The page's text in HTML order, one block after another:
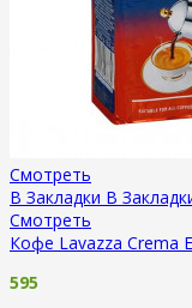
Смотреть
В Закладки В
Смотреть
Кофе Lavazza Crema
595